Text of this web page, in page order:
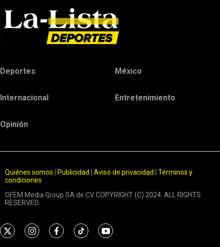
Deportes México
Internacional Entretenimiento
Opinión
Quiénes somos Publicidad Aviso de privacidad
Términos y
condiciones
OFEM Media Group SA de CV COPYRIGHT (C) 2024. ALL RIGHTS
RESERVED.
t
i
f
t
y